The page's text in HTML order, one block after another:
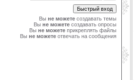
Вы не можете создавать темы
Вы не можете создавать опросы
Вы не можете прикреплять файлы
Вы не можете отвечать на сообщения